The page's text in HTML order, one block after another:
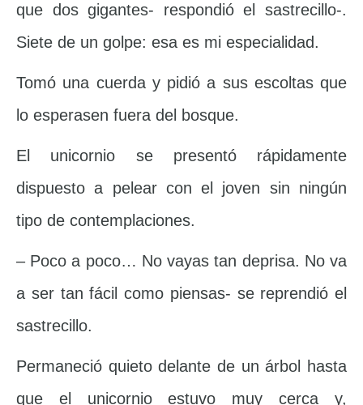
que dos gigantes- respondió el sastrecillo-.
Siete de un golpe: esa es mi especialidad.
Tomó una cuerda y pidió a sus escoltas que
lo esperasen fuera del bosque.
El unicornio se presentó rápidamente
dispuesto a pelear con el joven sin ningún
tipo de contemplaciones.
– Poco a poco… No vayas tan deprisa. No va
a ser tan fácil como piensas- se reprendió el
sastrecillo.
Permaneció quieto delante de un árbol hasta
que el unicornio estuvo muy cerca y,